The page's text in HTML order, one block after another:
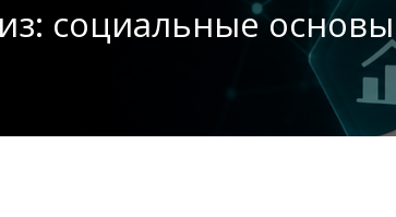
социальные